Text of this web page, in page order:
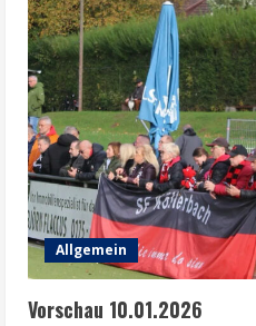
Allgemein
Vorschau 10.01.2026